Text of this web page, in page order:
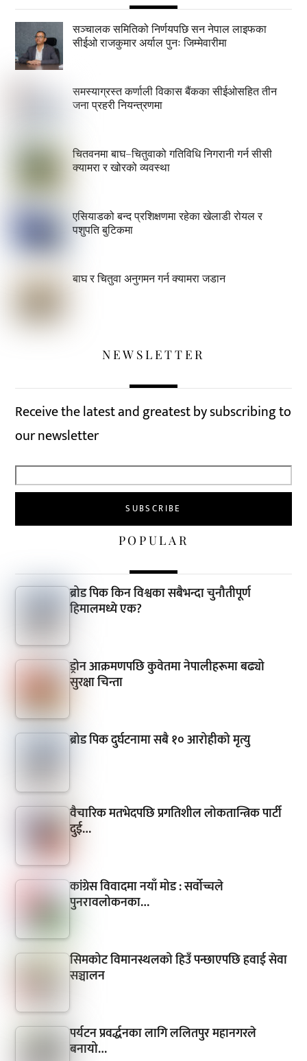
सञ्चालक समितिको निर्णयपछि सन नेपाल लाइफका
सीईओ राजकुमार अर्याल पुनः जिम्मेवारीमा
समस्याग्रस्त कर्णाली विकास बैंकका सीईओसहित तीन
जना प्रहरी नियन्त्रणमा
चितवनमा बाघ–चितुवाको गतिविधि निगरानी गर्न सीसी
क्यामरा र खोरको व्यवस्था
एसियाडको बन्द प्रशिक्षणमा रहेका खेलाडी रोयल र
पशुपति बुटिकमा
बाघ र चितुवा अनुगमन गर्न क्यामरा जडान
NEWSLETTER
Receive the latest and greatest by subscribing to
our newsletter
POPULAR
ब्रोड पिक किन विश्वका सबैभन्दा चुनौतीपूर्ण
हिमालमध्ये एक?
ड्रोन आक्रमणपछि कुवेतमा नेपालीहरूमा बढ्यो
सुरक्षा चिन्ता
ब्रोड पिक दुर्घटनामा सबै १० आरोहीको मृत्यु
वैचारिक मतभेदपछि प्रगतिशील लोकतान्त्रिक पार्टी
दुई…
कांग्रेस विवादमा नयाँ मोड : सर्वोच्चले
पुनरावलोकनका…
सिमकोट विमानस्थलको हिउँ पन्छाएपछि हवाई सेवा
सञ्चालन
पर्यटन प्रवर्द्धनका लागि ललितपुर महानगरले
बनायो…